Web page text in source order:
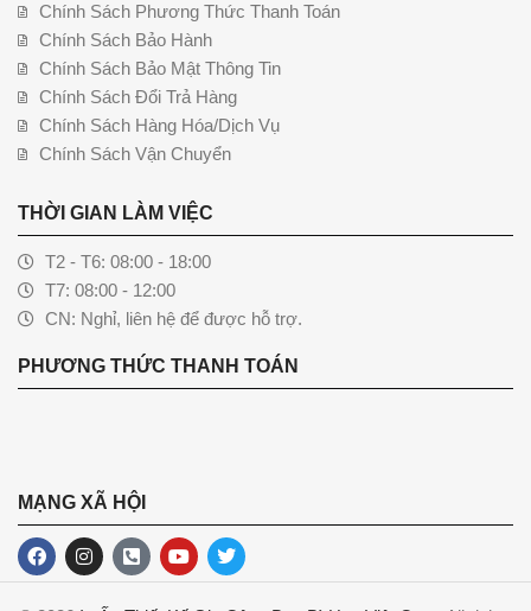
Chính Sách Phương Thức Thanh Toán
Chính Sách Bảo Hành
Chính Sách Bảo Mật Thông Tin
Chính Sách Đổi Trả Hàng
Chính Sách Hàng Hóa/Dịch Vụ
Chính Sách Vận Chuyển
THỜI GIAN LÀM VIỆC
T2 - T6: 08:00 - 18:00
T7: 08:00 - 12:00
CN: Nghỉ, liên hệ để được hỗ trợ.
PHƯƠNG THỨC THANH TOÁN
MẠNG XÃ HỘI